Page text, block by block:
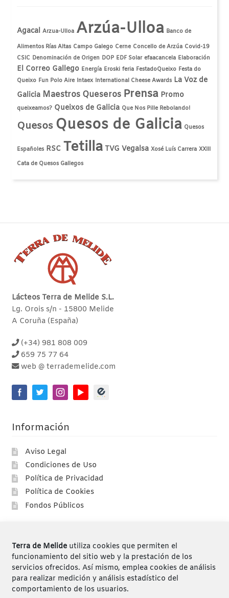
Terra de Melide utiliza cookies que permiten el
funcionamiento del sitio web y la prestación de los
servicios ofrecidos. Así mismo, emplea cookies de análisis
para realizar medición y análisis estadístico del
comportamiento de los usuarios.
Agacal Arzua-Ulloa Arzúa-Ulloa Banco de
Alimentos Rías Altas Campo Galego Cerne Concello de Arzúa Covid-19
CSIC Denominación de Origen DOP EDF Solar efaacancela Elaboración
El Correo Gallego Energía Eroski feria FestadoQueixo Festa do
Queixo Fun Polo Aire Intaex International Cheese Awards La Voz de
Galicia Maestros Queseros Prensa Promo
queixeamos? Queixos de Galicia Que Nos Pille Rebolando!
Quesos Quesos de Galicia Quesos
Españoles RSC Tetilla TVG Vegalsa Xosé Luís Carrera XXIII
Cata de Quesos Gallegos
Lácteos Terra de Melide S.L.
Lg. Orois s/n - 15800 Melide
A Coruña (España)
(+34) 981 808 009
659 75 77 64
web @ terrademelide.com
Información
Aviso Legal
Condiciones de Uso
Política de Privacidad
Política de Cookies
Fondos Públicos
Compra segura
Envíos
Devoluciones
Mi cuenta